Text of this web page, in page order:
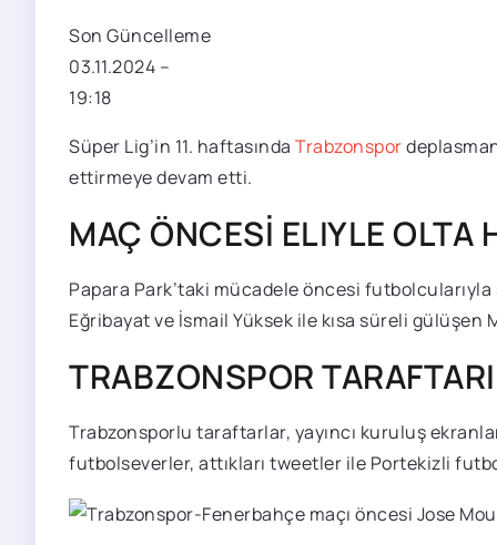
Son Güncelleme
03.11.2024 –
19:18
Süper Lig’in 11. haftasında Trabzonspor
ettirmeye devam etti.
MAÇ ÖNCESİ ELIYLE OLTA
Papara Park’taki mücadele öncesi
Eğribayat ve İsmail Yüksek ile kısa süreli
TRABZONSPOR
Trabzonsporlu taraftarlar, yayıncı kuruluş
futbolseverler, attıkları tweetler ile Portekizli